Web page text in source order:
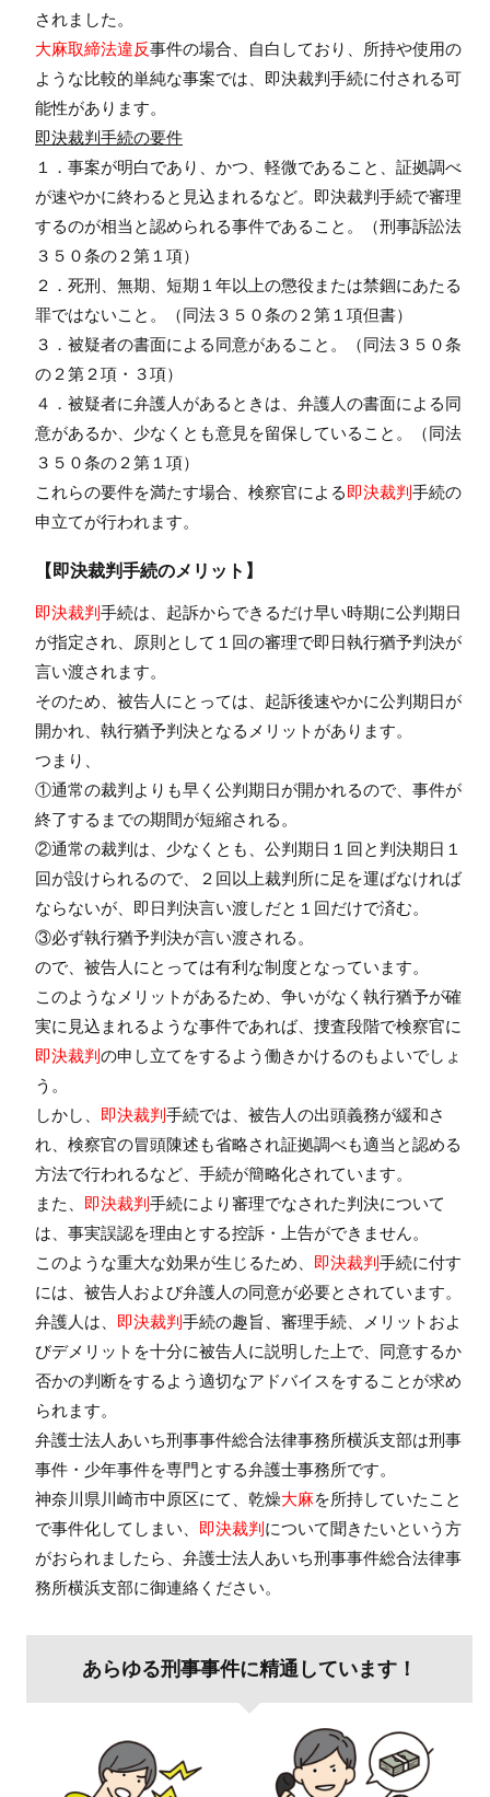
されました。
大麻取締法違反事件の場合、自白しており、所持や使用の
ような比較的単純な事案では、即決裁判手続に付される可
能性があります。
即決裁判手続の要件
１．事案が明白であり、かつ、軽微であること、証拠調べ
が速やかに終わると見込まれるなど。即決裁判手続で審理
するのが相当と認められる事件であること。（刑事訴訟法
３５０条の２第１項）
２．死刑、無期、短期１年以上の懲役または禁錮にあたる
罪ではないこと。（同法３５０条の２第１項但書）
３．被疑者の書面による同意があること。（同法３５０条
の２第２項・３項）
４．被疑者に弁護人があるときは、弁護人の書面による同
意があるか、少なくとも意見を留保していること。（同法
３５０条の２第１項）
これらの要件を満たす場合、検察官による即決裁判 手続の
申立てが行われます。
【即決裁判手続のメリット】
即決裁判 手続は、起訴からできるだけ早い時期に公判期日
が指定され、原則として１回の審理で即日執行猶予判決が
言い渡されます。
そのため、被告人にとっては、起訴後速やかに公判期日が
開かれ、執行猶予判決となるメリットがあります。
つまり、
①通常の裁判よりも早く公判期日が開かれるので、事件が
終了するまでの期間が短縮される。
②通常の裁判は、少なくとも、公判期日１回と判決期日１
回が設けられるので、２回以上裁判所に足を運ばなければ
ならないが、即日判決言い渡しだと１回だけで済む。
③必ず執行猶予判決が言い渡される。
ので、被告人にとっては有利な制度となっています。
このようなメリットがあるため、争いがなく執行猶予が確
実に見込まれるような事件であれば、捜査段階で検察官に
即決裁判 の申し立てをするよう働きかけるのもよいでしょ
う。
しかし、 即決裁判 手続では、被告人の出頭義務が緩和さ
れ、検察官の冒頭陳述も省略され証拠調べも適当と認める
方法で行われるなど、手続が簡略化されています。
また、 即決裁判 手続により審理でなされた判決について
は、事実誤認を理由とする控訴・上告ができません。
このような重大な効果が生じるため、 即決裁判 手続に付す
には、被告人および弁護人の同意が必要とされています。
弁護人は、 即決裁判 手続の趣旨、審理手続、メリットおよ
びデメリットを十分に被告人に説明した上で、同意するか
否かの判断をするよう適切なアドバイスをすることが求め
られます。
弁護士法人あいち刑事事件総合法律事務所横浜支部は刑事
事件・少年事件を専門とする弁護士事務所です。
神奈川県川崎市中原区にて、乾燥大麻を所持していたこと
で事件化してしまい、 即決裁判 について聞きたいという方
がおられましたら、弁護士法人あいち刑事事件総合法律事
務所横浜支部に御連絡ください。
あらゆる刑事事件に精通しています！